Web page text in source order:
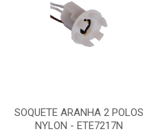
SOQUETE ARANHA 2 POLOS
NYLON - ETE7217N